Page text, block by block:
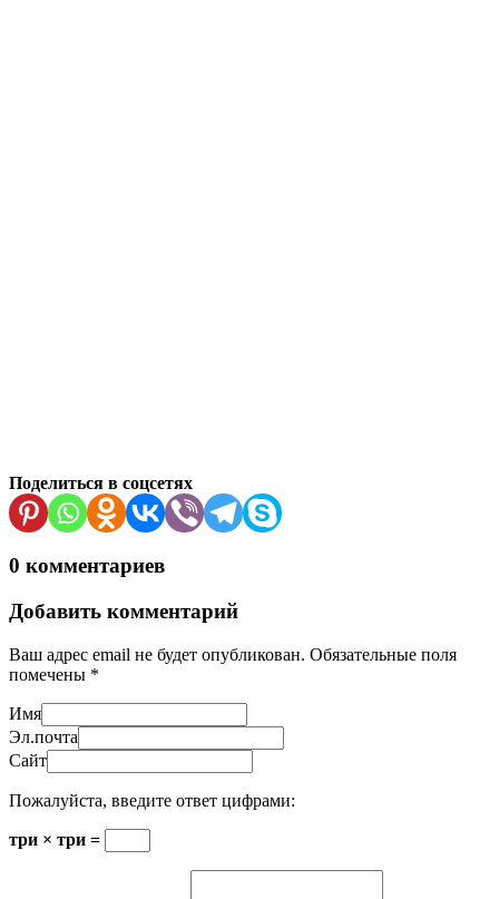
Поделиться в соцсетях
0 комментариев
Добавить комментарий
Ваш адрес email не будет опубликован. Обязательные поля
помечены *
Имя
Эл.почта
Сайт
Пожалуйста, введите ответ цифрами:
три × три =